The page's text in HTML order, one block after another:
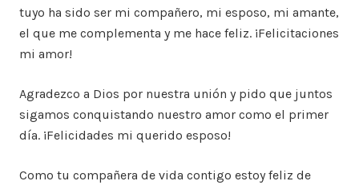
tuyo ha sido ser mi compañero, mi esposo, mi amante,
el que me complementa y me hace feliz. ¡Felicitaciones
mi amor!
Agradezco a Dios por nuestra unión y pido que juntos
sigamos conquistando nuestro amor como el primer
día. ¡Felicidades mi querido esposo!
Como tu compañera de vida contigo estoy feliz de